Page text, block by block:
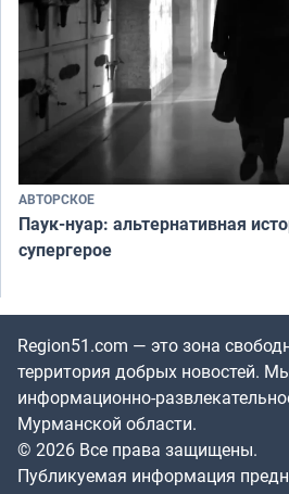
АВТОРСКОЕ
Паук-нуар: альтернативная
супергерое
Region51.com — это зона
территория добрых новостей.
информационно-
Мурманской области.
© 2026 Все права защищены.
Публикуемая информация